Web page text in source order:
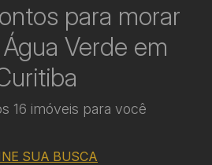
para morar
Verde em
16 imóveis para você
SUA BUSCA